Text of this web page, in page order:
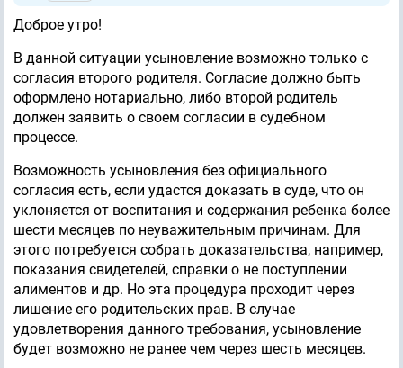
Доброе утро!
В данной ситуации усыновление возможно только с
согласия второго родителя. Согласие должно быть
оформлено нотариально, либо второй родитель
должен заявить о своем согласии в судебном
процессе.
Возможность усыновления без официального
согласия есть, если удастся доказать в суде, что он
уклоняется от воспитания и содержания ребенка более
шести месяцев по неуважительным причинам. Для
этого потребуется собрать доказательства, например,
показания свидетелей, справки о не поступлении
алиментов и др. Но эта процедура проходит через
лишение его родительских прав. В случае
удовлетворения данного требования, усыновление
будет возможно не ранее чем через шесть месяцев.